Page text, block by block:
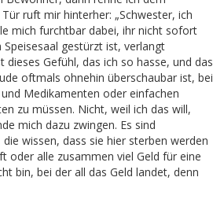
ruft mir hinterher: „Schwester, ich
mich furchtbar dabei, ihr nicht sofort
gestürzt ist, verlangt
Gefühl, das ich so hasse, und das
oftmals ohnehin überschaubar ist, bei
Medikamenten oder einfachen
zu müssen. Nicht, weil ich das will,
mich dazu zwingen. Es sind
wissen, dass sie hier sterben werden
oder alle zusammen viel Geld für eine
bin, bei der all das Geld landet, denn